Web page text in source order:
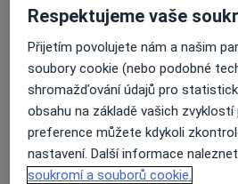
10 názorů
Recenze pacientů jsou
Specialisté nemají
odstranění nebo změnu
Respektujeme vaše
Přijetím povolujete nám a našim
soubory cookie (nebo podobné
shromažďování údajů pro
obsahu na základě vašich zvyklostí
preference můžete kdykoli
nastavení. Další informace
soukromí a souborů cookie.